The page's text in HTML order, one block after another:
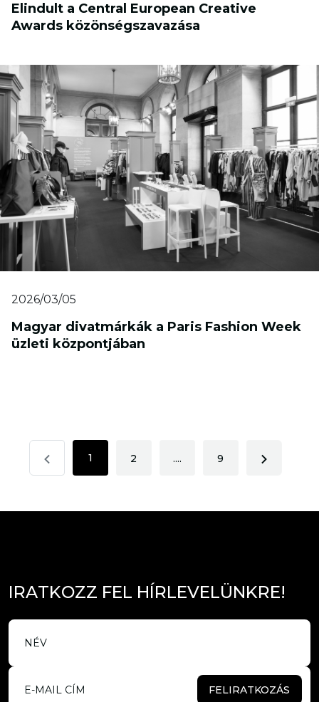
Elindult a Central European Creative
Awards közönségszavazása
2026/03/05
Magyar divatmárkák a Paris Fashion Week
üzleti központjában
1 2 .... 9
IRATKOZZ FEL HÍRLEVELÜNKRE!
FELIRATKOZÁS